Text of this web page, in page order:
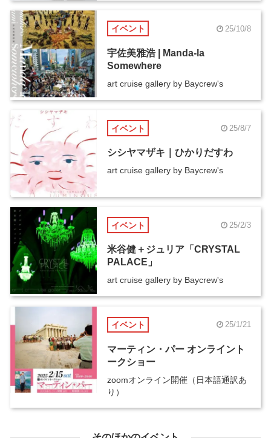
イベント 25/10/8
宇佐美雅浩 | Manda-la
Somewhere
art cruise gallery by Baycrew's
イベント 25/8/7
シシヤマザキ｜ひかりだすわ
art cruise gallery by Baycrew's
イベント 25/2/3
米谷健＋ジュリア「CRYSTAL
PALACE」
art cruise gallery by Baycrew's
イベント 25/1/21
マーティン・パー オンライント
ークショー
zoomオンライン開催（日本語通訳あ
り）